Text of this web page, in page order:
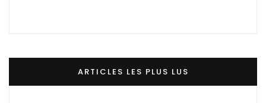
ARTICLES LES PLUS LUS